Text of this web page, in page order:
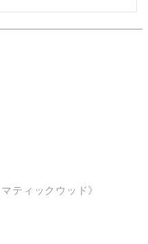
ティックウッド》